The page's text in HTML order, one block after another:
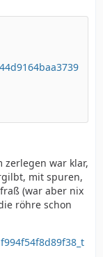
war klar,
mit spuren,
(war aber nix
röhre schon